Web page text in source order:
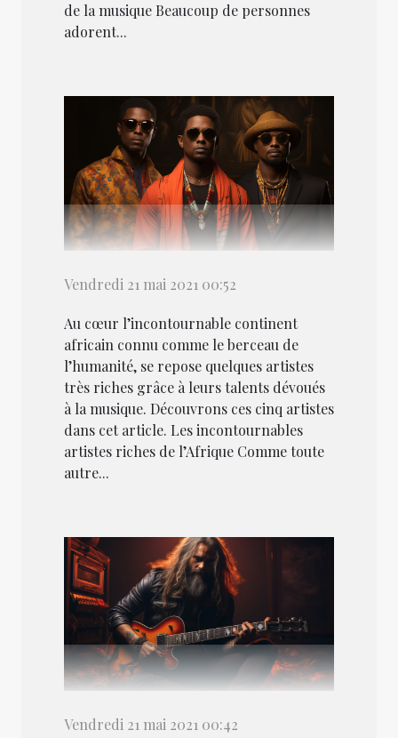
de la musique Beaucoup de personnes
adorent...
Vendredi 21 mai 2021 00:52
Au cœur l’incontournable continent
africain connu comme le berceau de
l’humanité, se repose quelques artistes
très riches grâce à leurs talents dévoués
à la musique. Découvrons ces cinq artistes
dans cet article. Les incontournables
artistes riches de l’Afrique Comme toute
autre...
Vendredi 21 mai 2021 00:42